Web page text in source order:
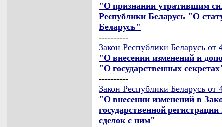
"О признании утратившим
Республики Беларусь "О
Беларусь"
----------
Закон Республики Беларусь от
"О внесении изменений и
"О государственных
----------
Закон Республики Беларусь от
"О внесении изменений в
государственной
сделок с ним"